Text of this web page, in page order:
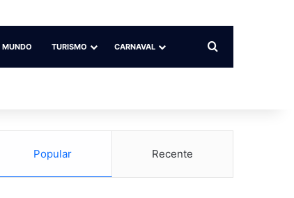
MUNDO TURISMO CARNAVAL Procurar por
Popular Recente